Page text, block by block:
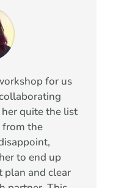
for us
quite the list
from the
to end up
plan and clear